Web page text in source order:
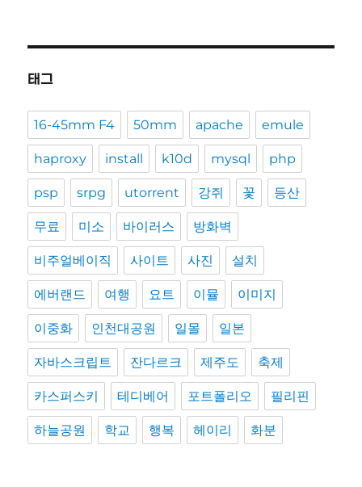
태그
16-45mm F4 50mm apache emule
haproxy install k10d mysql php
psp srpg utorrent 강쥐 꽃 등산
무료 미소 바이러스 방화벽
비주얼베이직 사이트 사진 설치
에버랜드 여행 요트 이뮬 이미지
이중화 인천대공원 일몰 일본
자바스크립트 잔다르크 제주도 축제
카스퍼스키 테디베어 포트폴리오 필리핀
하늘공원 학교 행복 헤이리 화분